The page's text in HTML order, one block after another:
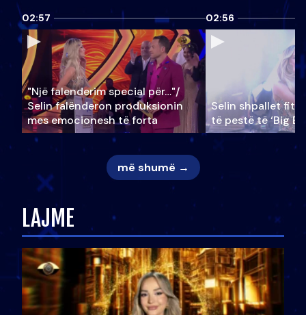
02:57
"Një falenderim special për…"/
Selin falënderon produksionin
mes emocionesh të forta
02:56
Selin shpallet
të pestë të ‘Big
më shumë →
LAJME